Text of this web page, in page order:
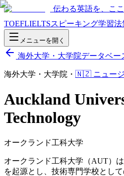
伝わる英語を、こ
TOEFLIELTSスピーキング学習法
メニューを開く
海外大学・大学院データベー
海外大学・大学院 ・ 🇳🇿 ニュー
Auckland
Technology
オークランド工科大学
オークランド工科大学（AUT）
を起源とし、技術専門学校とし